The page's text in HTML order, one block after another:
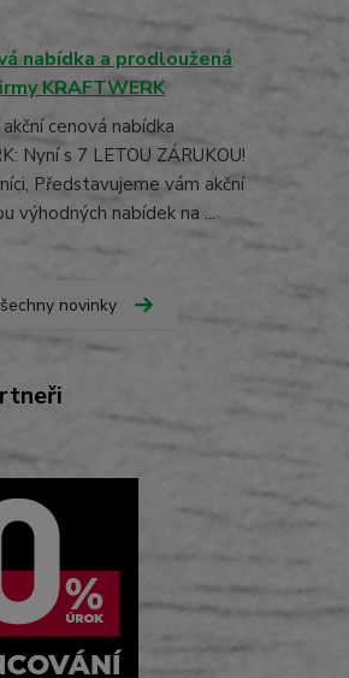
nabídka a prodloužená
KRAFTWERK
cenová nabídka
Nyní s 7 LETOU ZÁRUKOU!
Představujeme vám akční
výhodných nabídek na ...
novinky